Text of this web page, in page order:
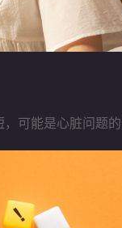
可能是心脏问题的